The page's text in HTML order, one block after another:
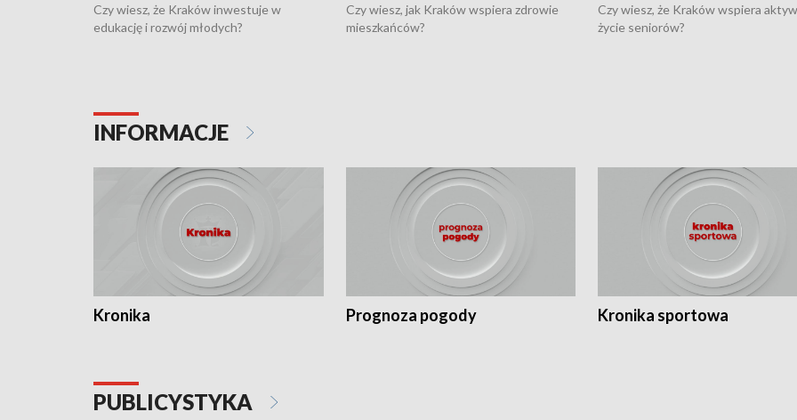
Czy wiesz, że Kraków inwestuje w
edukację i rozwój młodych?
Czy wiesz, jak Kraków wspiera zdrowie
mieszkańców?
Czy wiesz, że Kraków wspiera
życie seniorów?
INFORMACJE
Kronika Prognoza pogody Kronika sportowa
PUBLICYSTYKA